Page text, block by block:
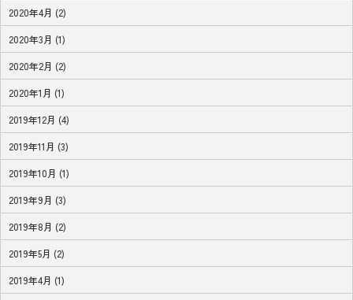
2020年4月 (2)
2020年3月 (1)
2020年2月 (2)
2020年1月 (1)
2019年12月 (4)
2019年11月 (3)
2019年10月 (1)
2019年9月 (3)
2019年8月 (2)
2019年5月 (2)
2019年4月 (1)